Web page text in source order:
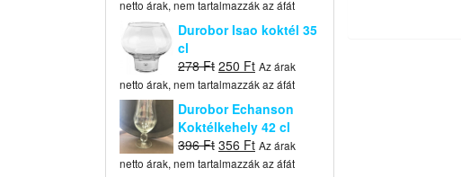
was:
890 Ft.
is:
840 Ft.
netto árak, nem tartalmazzák az áfát
Durobor Isao koktél 35
cl
278Ft Original
price
was:
278 Ft.
250 FtCurrent
price
250 Ft.
Az árak
netto árak, nem tartalmazzák az áfát
Durobor Echanson
Koktélkehely 42 cl
396Ft Original
price
356 FtCurrent
price
Az árak
netto árak, nem tartalmazzák az áfát